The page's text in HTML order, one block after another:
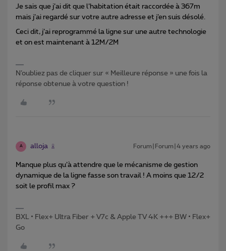
Je sais que j’ai dit que l’habitation était raccordée à 367m
mais j’ai regardé sur votre autre adresse et j’en suis désolé.
Ceci dit, j’ai reprogrammé la ligne sur une autre technologie
et on est maintenant à 12M/2M
N’oubliez pas de cliquer sur « Meilleure réponse » une fois la
réponse obtenue à votre question !
A alloja Forum|Forum|4 years ago
Manque plus qu’à attendre que le mécanisme de gestion
dynamique de la ligne fasse son travail ! A moins que 12/2
soit le profil max ?
BXL • Flex+ Ultra Fiber + V7c & Apple TV 4K +++ BW • Flex+
Go